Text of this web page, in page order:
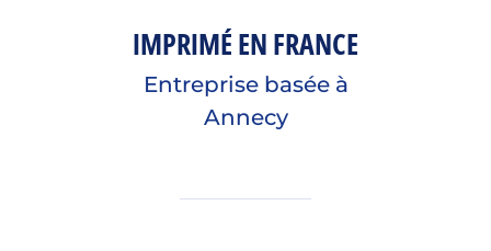
IMPRIMÉ EN FRANCE
Entreprise basée à
Annecy